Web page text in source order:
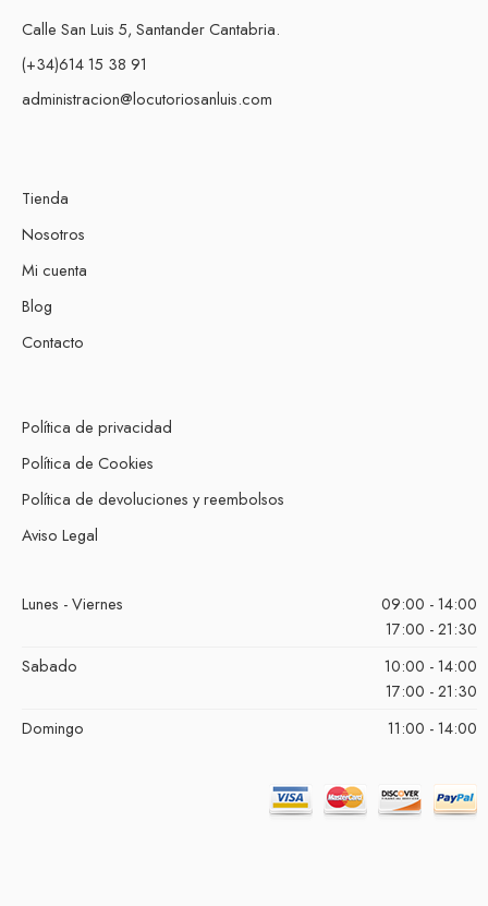
Calle San Luis 5, Santander Cantabria.
(+34)614 15 38 91
administracion@locutoriosanluis.com
Tienda
Nosotros
Mi cuenta
Blog
Contacto
Política de privacidad
Política de Cookies
Política de devoluciones y reembolsos
Aviso Legal
Lunes - Viernes
09:00 - 14:00
17:00 - 21:30
Sabado
10:00 - 14:00
17:00 - 21:30
Domingo
11:00 - 14:00